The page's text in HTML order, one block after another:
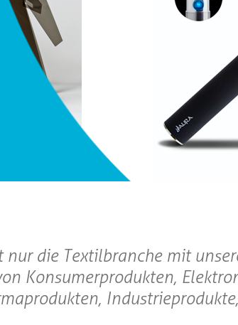
die Textilbranche mit
Konsumerprodukten,